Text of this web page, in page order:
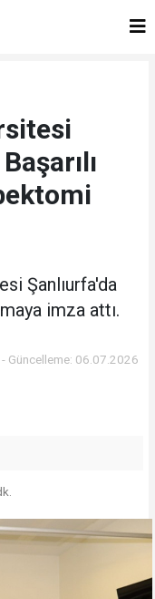
Şanlıurfa'da
imza attı.
Güncelleme: 06.07.2026